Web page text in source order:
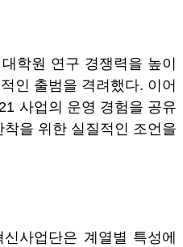
학원 연구 경쟁력을 높이
인 출범을 격려했다. 이어
사업의 운영 경험을 공유
을 위한 실질적인 조언을
사업단은 계열별 특성에